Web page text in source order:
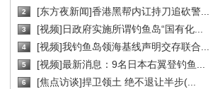
2 [东方夜新闻]香港黑帮内讧持刀追砍警...
3 [视频]日政府实施所谓钓鱼岛“国有化...
4 [视频]我钓鱼岛领海基线声明交存联合...
5 [视频]最新消息：9名日本右翼登钓鱼...
6 [焦点访谈]捍卫领土 绝不退让半步(...